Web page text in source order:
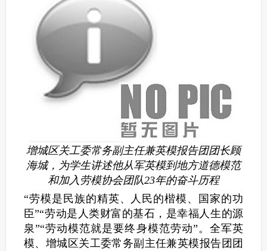
增城区关工委常务副主任兼英模报告团团长顾
海城，为学生讲述他从军英模到地方道德模范
和加入劳模协会团队23年的奋斗历程
“劳模是民族的精英、人民的楷模、国家的功
臣”“劳动是人类财富的基石，是幸福人生的源
泉”“劳动模范就是要终身模范劳动”。全军英
模、增城区关工委常务副主任兼英模报告团团